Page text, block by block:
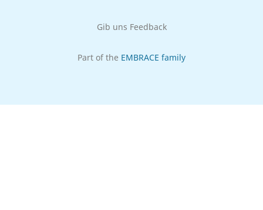
Gib uns Feedback
Part of the EMBRACE family